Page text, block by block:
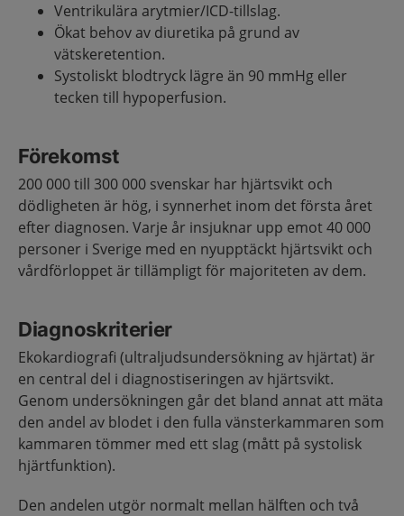
Ventrikulära arytmier/ICD-tillslag​.
Ökat behov av diuretika på grund av
vätskeretention.​
Systoliskt blodtryck lägre än 90 mmHg eller
tecken till hypoperfusion.
Förekomst
200 000 till 300 000 svenskar har hjärtsvikt och
dödligheten är hög, i synnerhet inom det första året
efter diagnosen. Varje år insjuknar upp emot 40 000
personer i Sverige med en nyupptäckt hjärtsvikt och
vårdförloppet är tillämpligt för majoriteten av dem.
Diagnoskriterier
Ekokardiografi (ultraljudsundersökning av hjärtat) är
en central del i diagnostiseringen av hjärtsvikt.
Genom undersökningen går det bland annat att mäta
den andel av blodet i den fulla vänsterkammaren som
kammaren tömmer med ett slag (mått på systolisk
hjärtfunktion).
Den andelen utgör normalt mellan hälften och två